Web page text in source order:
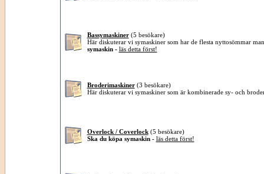
Bassymaskiner (5 besökare)
Här diskuterar vi symaskiner som har de flesta nyttosömmar
symaskin - läs detta först!
Broderimaskiner (3 besökare)
Här diskuterar vi symaskiner som är kombinerade sy- och
Overlock / Coverlock (5 besökare)
Ska du köpa symaskin - läs detta först!